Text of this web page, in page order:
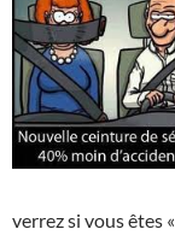
verrez si vous êtes «